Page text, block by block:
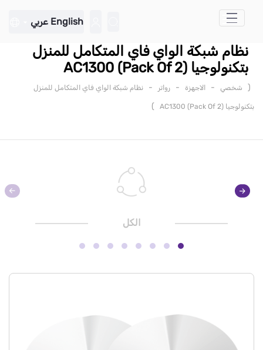
تخطي إلى المحتوى الرئيسي
English عربي
نظام شبكة الواي فاي المتكامل للمنزل
بتكنولوجيا AC1300 (Pack Of 2)
( شخصي - الاجهزة - رواتر - نظام شبكة الواي فاي المتكامل للمنزل
بتكنولوجيا AC1300 (Pack Of 2) )
الكل